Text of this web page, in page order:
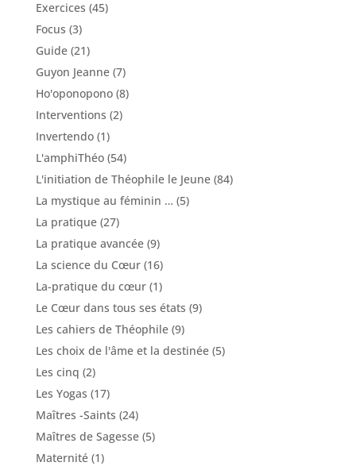
Exercices (45)
Focus (3)
Guide(21)
Guyon Jeanne(7)
Ho'oponopono(8)
Interventions (2)
Invertendo(1)
L'amphiThéo(54)
L'initiation de Théophile le Jeune(84)
La mystique au féminin … (5)
La pratique(27)
La pratique avancée(9)
La science du Cœur(16)
La-pratique du cœur(1)
Le Cœur dans tous ses états (9)
Les cahiers de Théophile(9)
Les choix de l'âme et la destinée(5)
Les cinq (2)
Les Yogas (17)
Maîtres -Saints (24)
Maîtres de Sagesse(5)
Maternité(1)